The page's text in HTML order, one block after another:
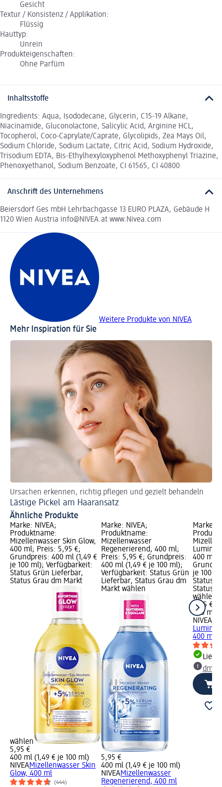
Gesicht
Textur / Konsistenz / Applikation:
Flüssig
Hauttyp:
Unrein
Produkteigenschaften:
Ohne Parfüm
Inhaltsstoffe
Ingredients: Aqua, Isododecane, Glycerin, C15-19 Alkane,
Niacinamide, Gluconolactone, Salicylic Acid, Arginine HCL,
Tocopherol, Coco-Caprylate/Caprate, Glycolipids, Zea Mays Oil,
Sodium Chloride, Sodium Lactate, Citric Acid, Sodium Hydroxide,
Trisodium EDTA, Bis-Ethylhexyloxyphenol Methoxyphenyl Triazine,
Phenoxyethanol, Sodium Benzoate, CI 61565, CI 40800
Anschrift des Unternehmens
Beiersdorf Ges mbH Lehrbachgasse 13 EURO PLAZA, Gebäude H
1120 Wien Austria info@NIVEA.at www.Nivea.com
Weitere Produkte von NIVEA
Mehr Inspiration für Sie
Ursachen erkennen, richtig pflegen und gezielt behandeln
Lästige Pickel am Haaransatz
Ähnliche Produkte
Marke: NIVEA;
Produktname:
Mizellenwasser Skin Glow,
400 ml; Preis: 5,95 €;
Grundpreis: 400 ml (1,49 €
je 100 ml); Verfügbarkeit:
Status Grün Lieferbar,
Status Grau dm Markt
wählen
5,95 €
400 ml (1,49 € je 100 ml)
NIVEAMizellenwasser Skin
Glow, 400 ml
(444)
Marke: NIVEA;
Produktname:
Mizellenwasser
Regenerierend, 400 ml;
Preis: 5,95 €; Grundpreis:
400 ml (1,49 € je 100 ml);
Verfügbarkeit: Status Grün
Lieferbar, Status Grau dm
Markt wählen
5,95 €
400 ml (1,49 € je 100 ml)
NIVEAMizellenwasser
Regenerierend, 400 ml
Marke:
400 ml;
je 100
Status
Status
wählen
5,95 €
400 ml
NIVEA
400 ml
dm